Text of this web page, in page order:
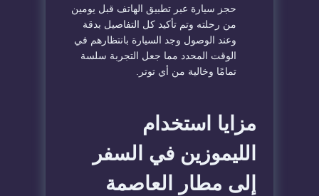
حجز سيارة عبر تطبيق الهاتف قبل يومين
من رحلته وتم تأكيد كل التفاصيل بدقة
وعند الوصول وجد السيارة بانتظارهم في
الوقت المحدد مما جعل التجربة سلسة
تمامًا وخالية من أي توتر.
مزايا استخدام
الليموزين في السفر
إلى مطار العاصمة